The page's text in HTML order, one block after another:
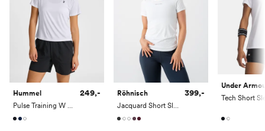
Hofte 85-91 97-103 103-109 109-115
Innside ben 73-75 77-80 80-83 83-86
Ermlengde 59.5-61 62-64 64-66 66-68
Hummel
Pulse Training W T-Shirt Short Sleeve
249,-
Röhnisch
Jacquard Short Sleeve Top
399,-
Under